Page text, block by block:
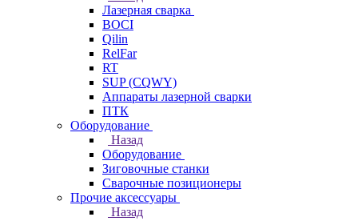
Лазерная сварка
BOCI
Qilin
RelFar
RT
SUP (CQWY)
Аппараты лазерной сварки
ПТК
Оборудование
Назад
Оборудование
Зиговочные станки
Сварочные позиционеры
Прочие аксессуары
Назад